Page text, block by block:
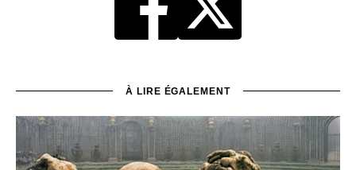
À LIRE ÉGALEMENT